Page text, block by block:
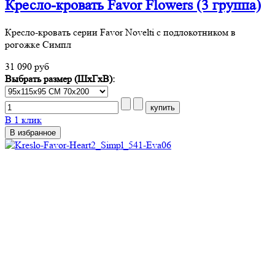
Кресло-кровать Favor Flowers (3 группа)
Кресло-кровать серии Favor Novelti с подлокотником в
рогожке Симпл
31 090 руб
Выбрать размер (ШхГхВ):
В 1 клик
В избранное